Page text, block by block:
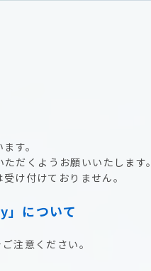
す。
だくようお願いいたします。
け付けておりません。
について
注意ください。